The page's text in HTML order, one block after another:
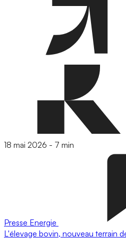
18 mai 2026 - 7 min
Presse Energie
L'élevage bovin, nouveau terrain